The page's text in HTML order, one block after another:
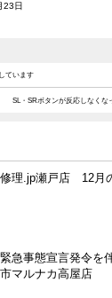
23日
ています
SL・SRボタンが反応しなくな
理.jp瀬戸店 12月
緊急事態宣言発令を
マルナカ高屋店